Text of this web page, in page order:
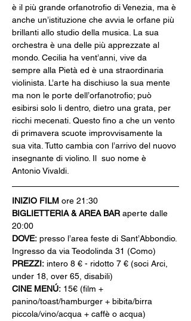
è il più grande orfanotrofio di Venezia, ma è
anche un’istituzione che avvia le orfane più
brillanti allo studio della musica. La sua
orchestra è una delle più apprezzate al
mondo. Cecilia ha vent’anni, vive da
sempre alla Pietà ed è una straordinaria
violinista. L’arte ha dischiuso la sua mente
ma non le porte dell’orfanotrofio; può
esibirsi solo li dentro, dietro una grata, per
ricchi mecenati. Questo fino a che un vento
di primavera scuote improvvisamente la
sua vita. Tutto cambia con l’arrivo del nuovo
insegnante di violino. Il  suo nome è
Antonio Vivaldi.
INIZIO FILM ore 21:30
BIGLIETTERIA & AREA BAR aperte dalle
20:00
DOVE: presso l’area feste di Sant’Abbondio.
Ingresso da via Teodolinda 31 (Como)
PREZZI: intero 8 € - ridotto 7 € (soci Arci,
under 18, over 65, disabili)
CINE MENÚ: 15€ (film +
panino/toast/hamburger + bibita/birra
piccola/vino/acqua + caffè o acqua)